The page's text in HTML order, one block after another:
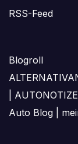
RSS-Feed
Blogroll
Auto Blog